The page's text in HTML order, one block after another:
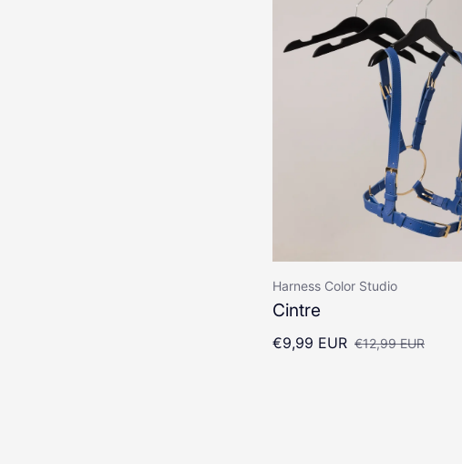
Fournisseur
Harness Color Studio
Cintre
Prix ​​de vente
€9,99 EUR
Prix ​​régulier €12,99 EUR